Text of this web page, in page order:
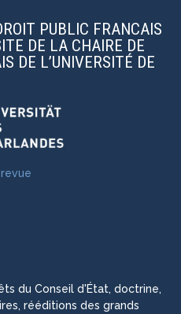
PUBLIC FRANCAIS
DE LA CHAIRE DE
DE L’UNIVERSITÉ DE
du Conseil d'État, doctrine,
rééditions des grands